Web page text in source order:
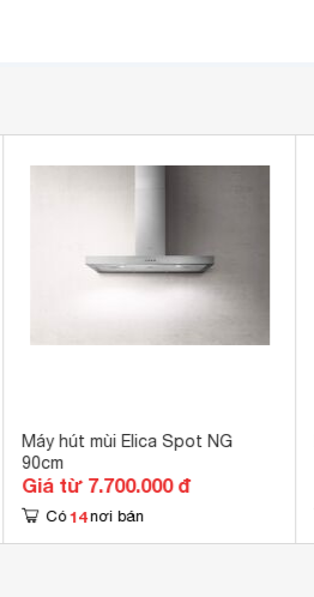
Máy hút mùi Elica Spot NG
90cm
Giá từ 7.700.000 đ
Có 14 nơi bán